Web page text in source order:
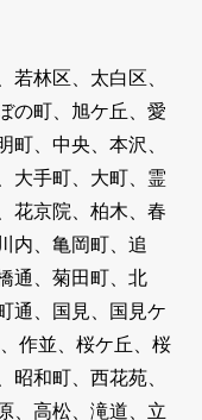
若林区、太白区、
の町、旭ケ丘、愛
町、中央、本沢、
大手町、大町、霊
花京院、柏木、春
内、亀岡町、追
通、菊田町、北
通、国見、国見ケ
作並、桜ケ丘、桜
昭和町、西花苑、
、高松、滝道、立